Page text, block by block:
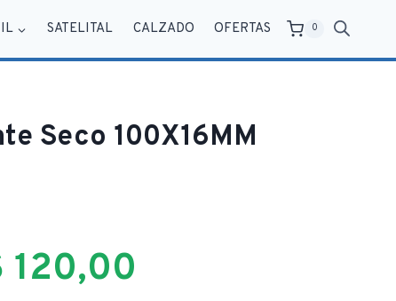
SATELITAL CALZADO OFERTAS 0
Seco 100X16MM
120,00